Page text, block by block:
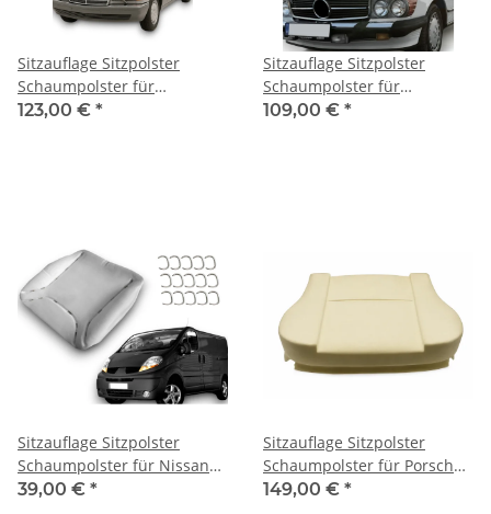
Sitzauflage Sitzpolster
Schaumpolster für
Mercedes Benz W126
123,00 € *
Sitzauflage Sitzpolster
Schaumpolster für
Mercedes SL R107 W107 SLC
109,00 € *
Sitzauflage Sitzpolster
Schaumpolster für Nissan
Primastar 2002 - 2016 mit
39,00 € *
Sitzauflage Sitzpolster
Schaumpolster für Porsche
356-A (AT2-BT5)
149,00 € *